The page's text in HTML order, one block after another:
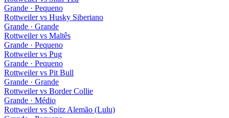
Grande · Pequeno
Rottweiler vs Husky Siberiano
Grande · Grande
Rottweiler vs Maltês
Grande · Pequeno
Rottweiler vs Pug
Grande · Pequeno
Rottweiler vs Pit Bull
Grande · Grande
Rottweiler vs Border Collie
Grande · Médio
Rottweiler vs Spitz Alemão (Lulu)